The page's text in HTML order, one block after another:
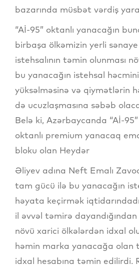
bazarında müsbət vərdiş
“Aİ-95” oktanlı yanacağın
birbaşa ölkəmizin yerli
istehsalının təmin olunması
bu yanacağın istehsal
yüksəlməsinə və qiymətlərin
də ucuzlaşmasına səbəb
Belə ki, Azərbaycanda “Aİ-
oktanlı premium yanacaq
bloku olan Heydər
Əliyev adına Neft Emalı
tam gücü ilə bu yanacağın
həyata keçirmək
il əvvəl təmirə
növü xarici ölkələrdən idxal
həmin marka yanacağa olan
idxal hesabına təmin edilirdi.